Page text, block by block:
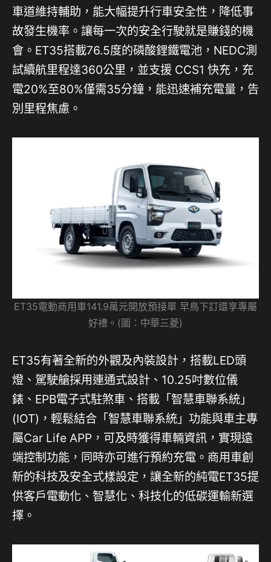
車道維持輔助，能大幅提升行車安全性，降低事
故發生機率。讓每一次的安全行駛就是賺錢的機
會。ET35搭載76.5度的磷酸鋰鐵電池，NEDC測
試續航里程達360公里，並支援 CCS1 快充，充
電20%至80%僅需35分鐘，能迅速補充電量，告
別里程焦慮。
ET35電動商用車141.9萬元開放預接單 早鳥下訂還享專屬
好禮。(圖：中華三菱)
ET35有著全新的外觀及內裝設計，搭載LED頭
燈、駕駛艙採用連通式設計、10.25吋數位儀
錶、EPB電子式駐煞車、搭載「智慧車聯系統」
(IOT)，輕鬆結合「智慧車聯系統」功能與車主專
屬Car Life APP，可及時獲得車輛資訊，實現遠
端控制功能，同時亦可進行預約充電。商用車創
新的科技及安全式樣設定，讓全新的純電ET35提
供客戶電動化、智慧化、科技化的低碳運輸新選
擇。